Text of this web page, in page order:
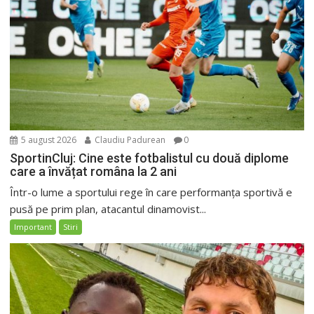
5 august 2026 Claudiu Padurean 0
SportinCluj: Cine este fotbalistul cu două diplome
care a învățat româna la 2 ani
Într-o lume a sportului rege în care performanța sportivă e
pusă pe prim plan, atacantul dinamovist...
Important Stiri